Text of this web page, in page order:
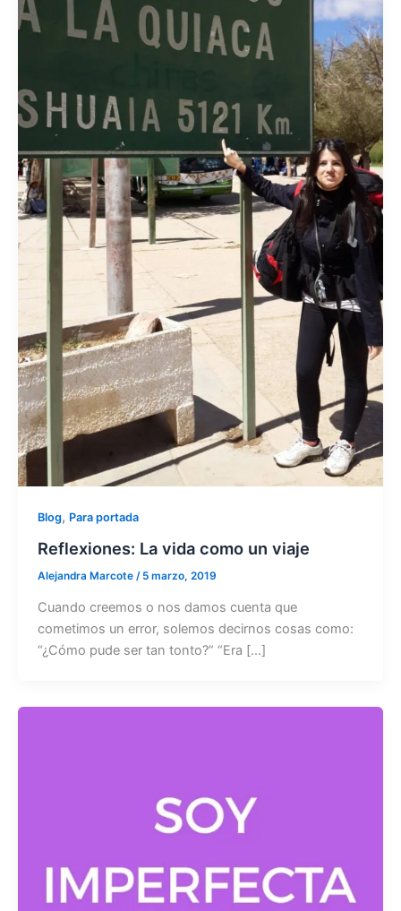
Blog, Para portada
Reflexiones: La vida como un viaje
Alejandra Marcote / 5 marzo, 2019
Cuando creemos o nos damos cuenta que
cometimos un error, solemos decirnos cosas como:
“¿Cómo pude ser tan tonto?” “Era […]